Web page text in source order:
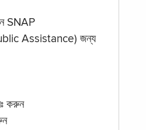
SNAP
Assistance) জন্য
করুন